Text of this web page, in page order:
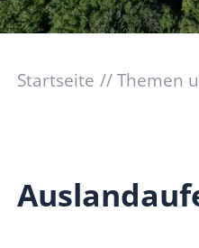
Startseite Themen